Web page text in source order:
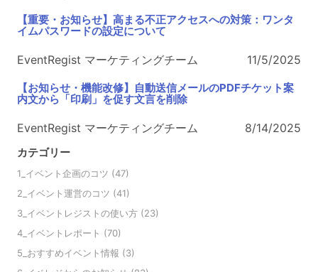
【重要・お知らせ】高まる不正アクセスへの対策：ワンタ
イムパスワードの設定について
EventRegist マーケティングチーム 11/5/2025
【お知らせ・機能改修】自動送信メールのPDFチケット案
内文から「印刷」を促す文言を削除
EventRegist マーケティングチーム 8/14/2025
カテゴリー
1_イベント企画のコツ (47)
2_イベント運営のコツ (41)
3_イベントレジストの使い方 (23)
4_イベントレポート (70)
5_おすすめイベント情報 (3)